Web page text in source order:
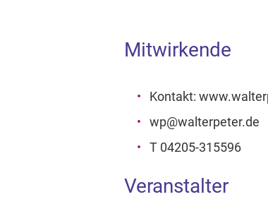
Mitwirkende
Kontakt:
wp@walterpeter.de
T 04205-315596
Veranstalter